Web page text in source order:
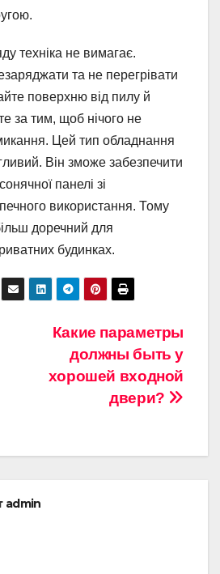
техніка не вимагає.
та не перегрівати
поверхню від пилу й
за тим, щоб нічого не
Цей тип обладнання
Він зможе забезпечити
панелі зі
використання. Тому
доречний для
будинках.
Какие параметры
должны быть у
хорошей входной
двери?
admin